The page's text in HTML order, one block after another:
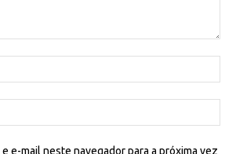
e-mail neste navegador para a próxima vez